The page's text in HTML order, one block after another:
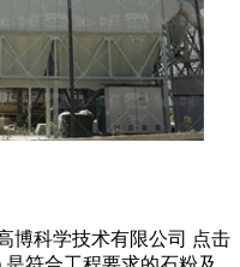
博科学技术有限公司 点击